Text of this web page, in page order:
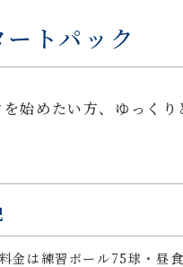
ートパック
を始めたい方、ゆっく
金は練習ボール75球・昼